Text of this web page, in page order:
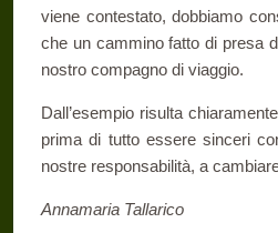
viene contestato, dobbiamo
che un cammino fatto di presa
nostro compagno di viaggio.
Dall’esempio risulta
prima di tutto essere sinceri
nostre responsabilità, a
Annamaria Tallarico